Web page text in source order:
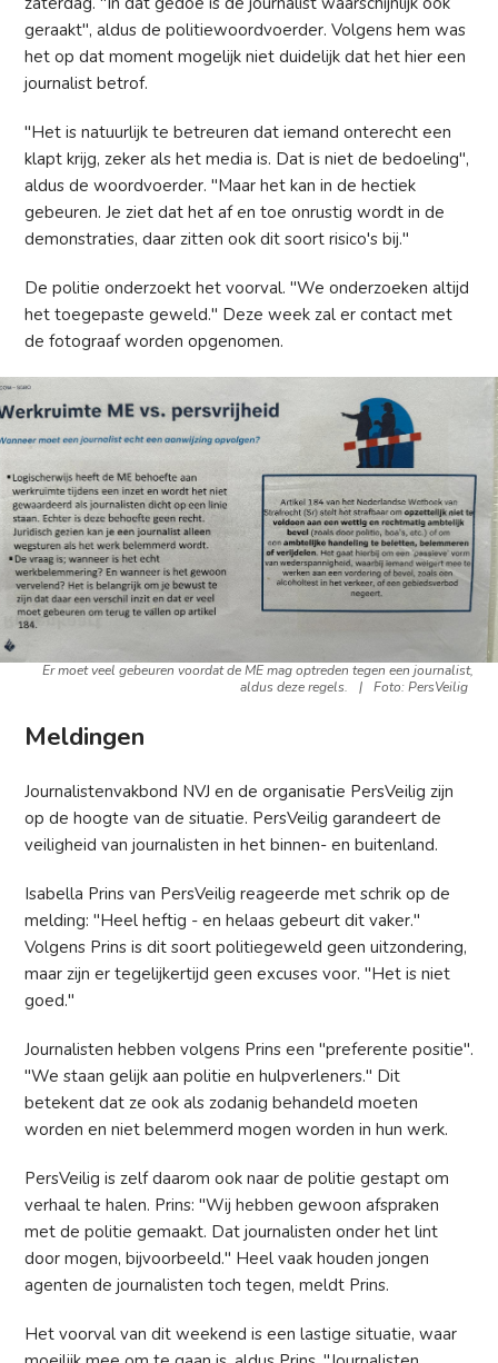
geraakt", aldus de politiewoordvoerder. Volgens hem was
het op dat moment mogelijk niet duidelijk dat het hier een
journalist betrof.
"Het is natuurlijk te betreuren dat iemand onterecht een
klapt krijg, zeker als het media is. Dat is niet de bedoeling",
aldus de woordvoerder. "Maar het kan in de hectiek
gebeuren. Je ziet dat het af en toe onrustig wordt in de
demonstraties, daar zitten ook dit soort risico's bij."
De politie onderzoekt het voorval. "We onderzoeken altijd
het toegepaste geweld." Deze week zal er contact met
de fotograaf worden opgenomen.
Er moet veel gebeuren voordat de ME mag optreden tegen een journalist,
aldus deze regels.
| Foto: PersVeilig
Meldingen
Journalistenvakbond NVJ en de organisatie PersVeilig zijn
op de hoogte van de situatie. PersVeilig garandeert de
veiligheid van journalisten in het binnen- en buitenland.
Isabella Prins van PersVeilig reageerde met schrik op de
melding: "Heel heftig - en helaas gebeurt dit vaker."
Volgens Prins is dit soort politiegeweld geen uitzondering,
maar zijn er tegelijkertijd geen excuses voor. "Het is niet
goed."
Journalisten hebben volgens Prins een "preferente positie".
"We staan gelijk aan politie en hulpverleners." Dit
betekent dat ze ook als zodanig behandeld moeten
worden en niet belemmerd mogen worden in hun werk.
PersVeilig is zelf daarom ook naar de politie gestapt om
verhaal te halen. Prins: "Wij hebben gewoon afspraken
met de politie gemaakt. Dat journalisten onder het lint
door mogen, bijvoorbeeld." Heel vaak houden jongen
agenten de journalisten toch tegen, meldt Prins.
Het voorval van dit weekend is een lastige situatie, waar